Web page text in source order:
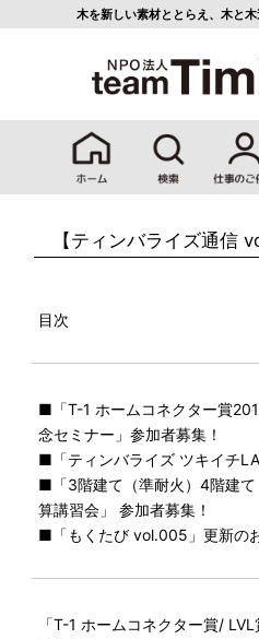
木を新しい素材ととらえ、 木と
【ティンバライズ通信
目次
■「T-1 ホームコネクター賞
念セミナー」参加者募集！
■「ティンバライズ ツキイチ
■「3階建て（準耐火）4階建
算講習会」 参加者募集！
■「もくたび vol.005」更新の
「T-1 ホームコネクター賞/